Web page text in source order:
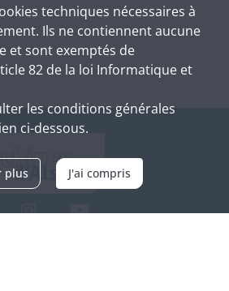
techniques nécessaires à
Ils ne contiennent aucune
et sont exemptés de
82 de la loi Informatique et
les conditions générales
ci-dessous.
plus J'ai compris